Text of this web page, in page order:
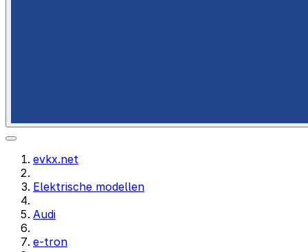
evkx.net
Elektrische modellen
Audi
e-tron